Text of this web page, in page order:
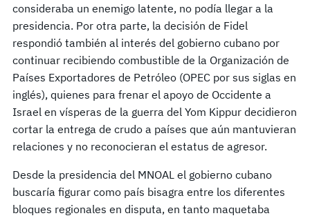
consideraba un enemigo latente, no podía llegar a la
presidencia. Por otra parte, la decisión de Fidel
respondió también al interés del gobierno cubano por
continuar recibiendo combustible de la Organización de
Países Exportadores de Petróleo (OPEC por sus siglas en
inglés), quienes para frenar el apoyo de Occidente a
Israel en vísperas de la guerra del Yom Kippur decidieron
cortar la entrega de crudo a países que aún mantuvieran
relaciones y no reconocieran el estatus de agresor.
Desde la presidencia del MNOAL el gobierno cubano
buscaría figurar como país bisagra entre los diferentes
bloques regionales en disputa, en tanto maquetaba